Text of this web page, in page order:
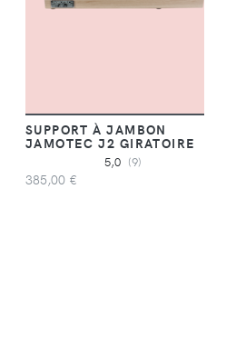
SUPPORT À JAMBON
JAMOTEC J2 GIRATOIRE
5,0 (9)
385,00 €